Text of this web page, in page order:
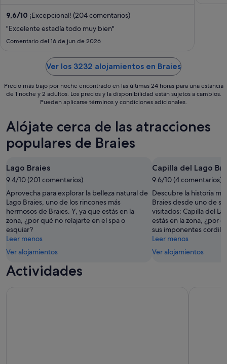
23
ago
al
24
ago
9,6/10 ¡Excepcional! (204 comentarios)
"Excelente estadía todo muy bien"
Comentario del 16 de jun de 2026
Ver los 3232 alojamientos en Braies
Precio más bajo por noche encontrado en las últimas 24 horas para una estancia
de 1 noche y 2 adultos. Los precios y la disponibilidad están sujetos a cambios.
Pueden aplicarse términos y condiciones adicionales.
Alójate cerca de las atracciones
populares de Braies
Lago Braies
9.4/10 (201 comentarios)
Aprovecha para explorar la belleza natural de
Lago Braies, uno de los rincones más
hermosos de Braies. Y, ya que estás en la
zona, ¿por qué no relajarte en el spa o
esquiar?
Leer menos
Ver alojamientos
Capilla del Lago
9.6/10 (4 comentarios)
Descubre la historia
Braies desde uno de
visitados: Capilla del
estás en la zona, ¿por
sus imponentes
Leer menos
Ver alojamientos
Actividades